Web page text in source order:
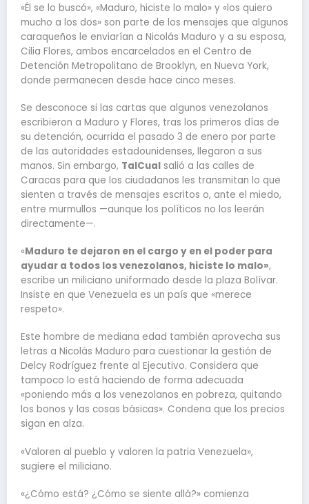
«Él se lo buscó», «Maduro, hiciste lo malo» y «los quiero
mucho a los dos» son parte de los mensajes que algunos
caraqueños le enviarían a Nicolás Maduro y a su esposa,
Cilia Flores, ambos encarcelados en el Centro de
Detención Metropolitano de Brooklyn, en Nueva York,
donde permanecen desde hace cinco meses.
Se desconoce si las cartas que algunos venezolanos
escribieron a Maduro y Flores, tras los primeros días de
su detención, ocurrida el pasado 3 de enero por parte
de las autoridades estadounidenses, llegaron a sus
manos. Sin embargo, TalCual salió a las calles de
Caracas para que los ciudadanos les transmitan lo que
sienten a través de mensajes escritos o, ante el miedo,
entre murmullos —aunque los políticos no los leerán
directamente—.
«Maduro te dejaron en el cargo y en el poder para
ayudar a todos los venezolanos, hiciste lo malo»,
escribe un miliciano uniformado desde la plaza Bolívar.
Insiste en que Venezuela es un país que «merece
respeto».
Este hombre de mediana edad también aprovecha sus
letras a Nicolás Maduro para cuestionar la gestión de
Delcy Rodríguez frente al Ejecutivo. Considera que
tampoco lo está haciendo de forma adecuada
«poniendo más a los venezolanos en pobreza, quitando
los bonos y las cosas básicas». Condena que los precios
sigan en alza.
«Valoren al pueblo y valoren la patria Venezuela»,
sugiere el miliciano.
«¿Cómo está? ¿Cómo se siente allá?» comienza